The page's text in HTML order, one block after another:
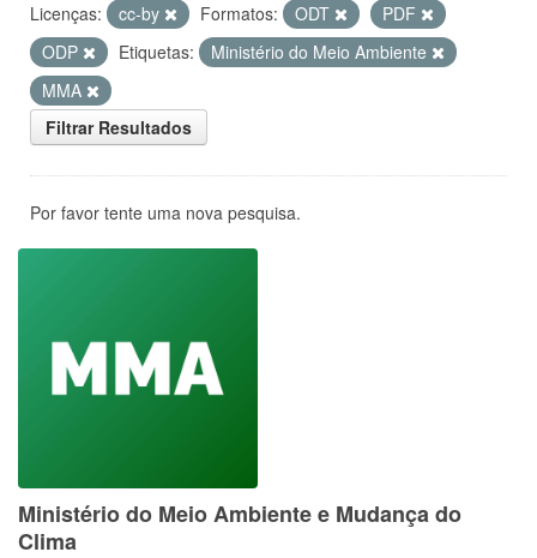
Licenças: cc-by Formatos: ODT
PDF
ODP
Etiquetas:
Ministério do Meio Ambiente
MMA
Filtrar Resultados
Por favor tente uma nova pesquisa.
Ministério do Meio Ambiente e Mudança do
Clima